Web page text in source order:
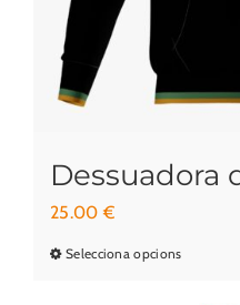
pàgina
Dessuadora
25.00€
Selecciona opcionsAquest